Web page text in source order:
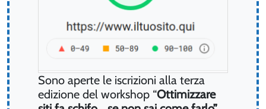
Sono aperte le iscrizioni alla terza
edizione del workshop “Ottimizzare